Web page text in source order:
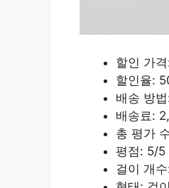
할인 가
할인율:
배송 방
배송료:
총 평가
평점: 5/5
걸이 개